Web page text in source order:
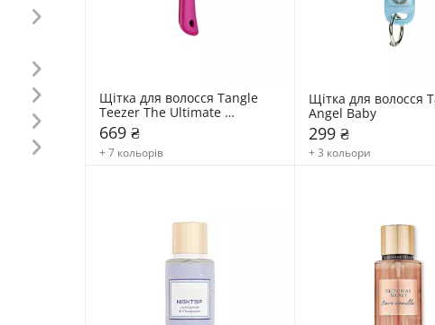
Щітка для волосся Tangle
Teezer The Ultimate
Detangler Mini
669 ₴
+ 7 кольорів
Щітка для волосся
Angel Baby
299 ₴
+ 3 кольори